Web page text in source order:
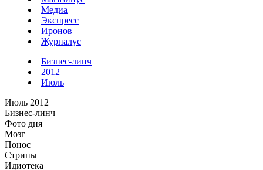
Медиа
Экспресс
Иронов
Журналус
Бизнес-линч
2012
Июль
Июль 2012
Бизнес-линч
Фото дня
Мозг
Понос
Стрипы
Идиотека